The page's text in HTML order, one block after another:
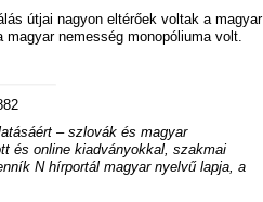
útjai nagyon eltérőek voltak a magyar
nemesség monopóliuma volt.
– szlovák és magyar
és online kiadványokkal, szakmai
N hírportál magyar nyelvű lapja, a